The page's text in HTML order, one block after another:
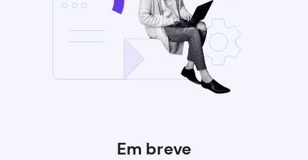
Em breve